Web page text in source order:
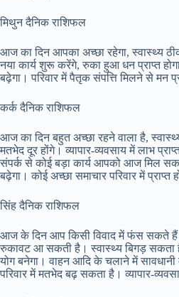
मिथुन दैनिक राशिफल
आज का दिन आपका अच्छा रहेगा, स्वास्थ्य
नया कार्य शुरू करेंगे, रुका हुआ धन प्राप्त
बढ़ेगा। परिवार में पैतृक संपत्ति मिलने से मन
कर्क दैनिक राशिफल
आज का दिन बहुत अच्छा रहने वाला है,
मतभेद दूर होंगे। व्यापार-व्यवसाय में लाभ
संपर्क से कोई बड़ा कार्य आपको आज मिल
बढ़ेगा। कोई अच्छा समाचार परिवार में प्राप्त
सिंह दैनिक राशिफल
आज के दिन आप किसी विवाद में फंस सकते
रुकावट आ सकती है। स्वास्थ्य बिगड़ सकता
योग बनेगा। वाहन आदि के चलाने में
परिवार में मतभेद बढ़ सकता है। व्यापार-